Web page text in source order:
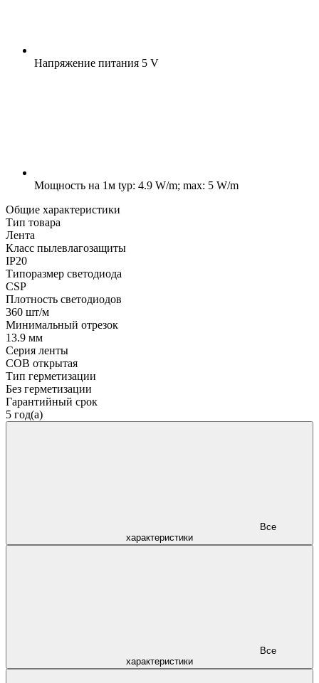
Напряжение питания 5 V
Мощность на 1м typ: 4.9 W/m; max: 5 W/m
Общие характеристики
Тип товара
Лента
Класс пылевлагозащиты
IP20
Типоразмер светодиода
CSP
Плотность светодиодов
360 шт/м
Минимальный отрезок
13.9 мм
Серия ленты
COB открытая
Тип герметизации
Без герметизации
Гарантийный срок
5 год(а)
характеристики
характеристики